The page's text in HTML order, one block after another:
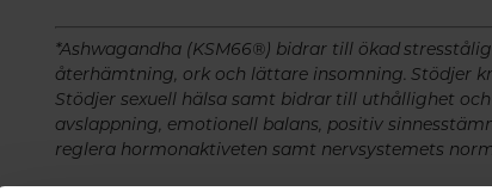
*Ashwagandha (KSM66®) bidrar till ökad
återhämtning, ork och lättare insomning. Stödjer
Stödjer sexuell hälsa samt bidrar till uthållighet
avslappning, emotionell balans, positiv
reglera hormonaktiveten samt nervsystemets